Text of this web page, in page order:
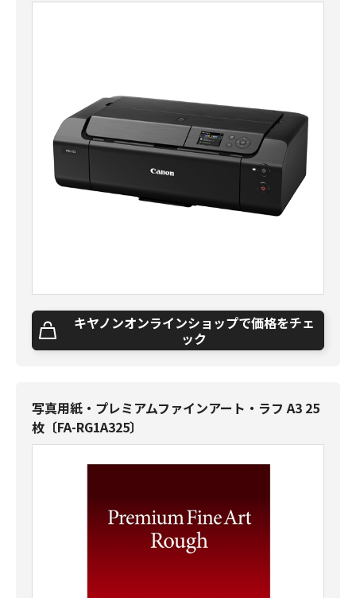
キヤノンオンラインショップで価格をチェ
ック
写真用紙・プレミアムファインアート・ラフ A3 25
枚〔FA-RG1A325〕